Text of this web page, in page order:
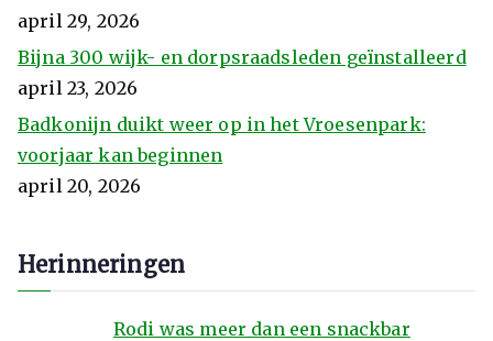
april 29, 2026
Bijna 300 wijk- en dorpsraadsleden geïnstalleerd
april 23, 2026
Badkonijn duikt weer op in het Vroesenpark:
voorjaar kan beginnen
april 20, 2026
Herinneringen
Rodi was meer dan een snackbar